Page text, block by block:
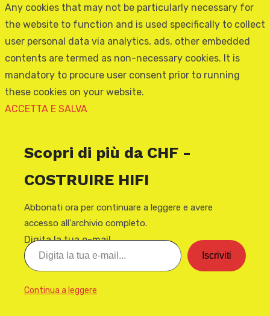
Any cookies that may not be particularly necessary for
the website to function and is used specifically to collect
user personal data via analytics, ads, other embedded
contents are termed as non-necessary cookies. It is
mandatory to procure user consent prior to running
these cookies on your website.
ACCETTA E SALVA
Scopri di più da CHF -
COSTRUIRE HIFI
Abbonati ora per continuare a leggere e avere
accesso all'archivio completo.
Digita la tua e-mail...
Iscriviti
Continua a leggere